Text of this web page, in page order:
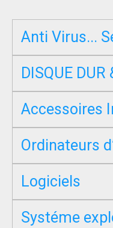
Anti Virus...
DISQUE DUR
Accessoires
Ordinateurs
Logiciels
Systéme